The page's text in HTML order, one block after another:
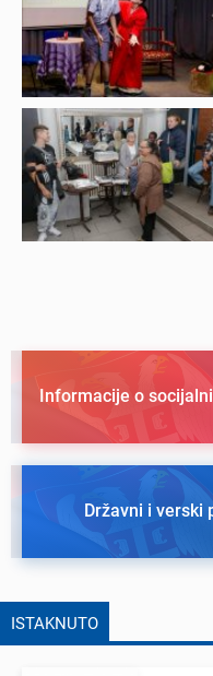
Informacije o
Državni i verski
ISTAKNUTO